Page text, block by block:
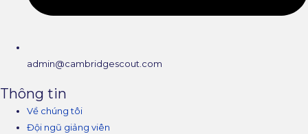
admin@cambridgescout.com
Thông tin
Về chúng tôi
Đội ngũ giảng viên